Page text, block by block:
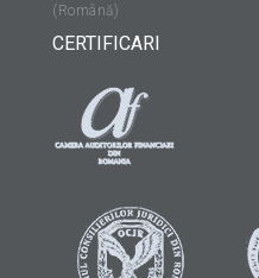
(Română)
CERTIFICARI